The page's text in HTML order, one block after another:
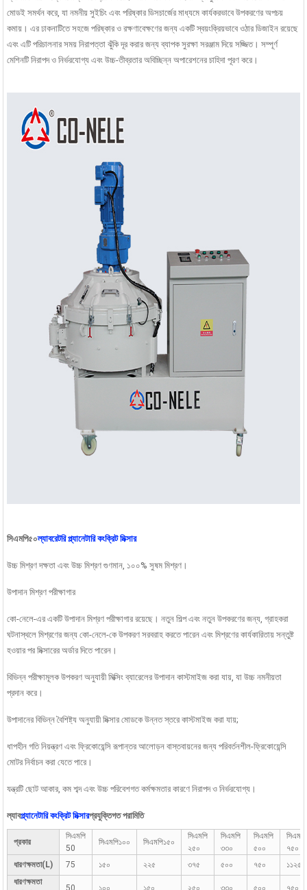
মোডই সমর্থন করে, যা নমনীয় সুইচিং এবং পরিষ্কার ডিসচার্জের মাধ্যমে কার্যকরভাবে উপকরণের অপচয়
কমায়। এর ঢাকনাটিতে সহজে পরিষ্কার ও রক্ষণাবেক্ষণের জন্য একটি স্বয়ংক্রিয়ভাবে ওঠার ডিজাইন রয়েছে
এবং এটি পরিচালনার সময় নিরাপত্তা ঝুঁকি দূর করার জন্য ব্যাপক সুরক্ষা সরঞ্জাম দিয়ে সজ্জিত। সম্পূর্ণ
মেশিনটি নিরাপদ ও নির্ভরযোগ্য এবং উচ্চ-তীব্রতার অবিচ্ছিন্ন অপারেশনের চাহিদা পূরণ করে।
সিএমপি৫০ল্যাবরেটরি প্ল্যানেটারি কংক্রিট মিক্সার
উচ্চ মিশ্রণ দক্ষতা এবং উচ্চ মিশ্রণ গুণমান, ১০০% সুষম মিশ্রণ।
উপাদান মিশ্রণ পরীক্ষাগার
কো-নেলে-এর একটি উপাদান মিশ্রণ পরীক্ষাগার রয়েছে। নতুন শিল্প এবং নতুন উপকরণের জন্য, গ্রাহকরা
ঘটনাস্থলে মিশ্রণের জন্য কো-নেলে-কে উপকরণ সরবরাহ করতে পারেন এবং মিশ্রণের কার্যকারিতায় সন্তুষ্ট
হওয়ার পর মিক্সারের অর্ডার দিতে পারেন।
বিভিন্ন পরীক্ষামূলক উপকরণ অনুযায়ী মিক্সিং ব্যারেলের উপাদান কাস্টমাইজ করা যায়, যা উচ্চ নমনীয়তা
প্রদান করে।
উপাদানের বিভিন্ন বৈশিষ্ট্য অনুযায়ী মিক্সার মোডকে উন্নত স্তরে কাস্টমাইজ করা যায়;
ধাপহীন গতি নিয়ন্ত্রণ এবং ফ্রিকোয়েন্সি রূপান্তর আলোড়ন বাস্তবায়নের জন্য পরিবর্তনশীল-ফ্রিকোয়েন্সি
মোটর নির্বাচন করা যেতে পারে।
যন্ত্রটি ছোট আকার, কম শব্দ এবং উচ্চ পরিবেশগত কর্মক্ষমতার কারণে নিরাপদ ও নির্ভরযোগ্য।
ল্যাবপ্ল্যানেটারি কংক্রিট মিক্সারপ্রযুক্তিগত পরামিতি
প্রকার
সিএমপি
50
সিএমপি১০০ সিএমপি১৫০
সিএমপি
২৫০
সিএমপি
৩৩০
সিএমপি
৫০০
সিএমপি
৭৫০
ধারণক্ষমতা(L)
75 ১৫০ ২২৫ ৩৭৫ ৫০০ ৭৫০
১১২৫
ধারণক্ষমতা